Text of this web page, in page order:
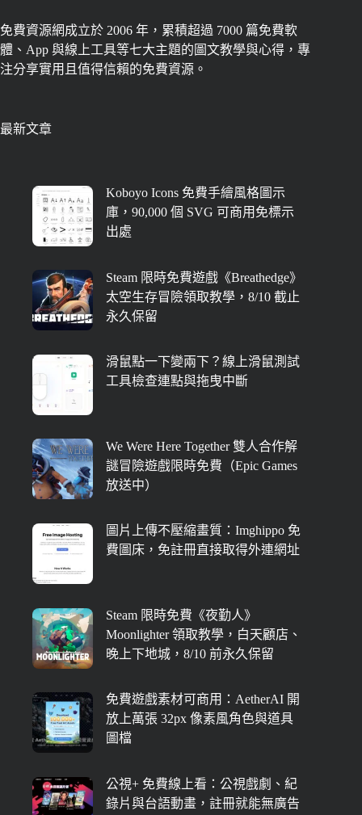
免費資源網成立於 2006 年，累積超過 7000 篇免費軟
體、App 與線上工具等七大主題的圖文教學與心得，專
注分享實用且值得信賴的免費資源。
最新文章
Koboyo Icons 免費手繪風格圖示
庫，90,000 個 SVG 可商用免標示
出處
Steam 限時免費遊戲《Breathedge》
太空生存冒險領取教學，8/10 截止
永久保留
滑鼠點一下變兩下？線上滑鼠測試
工具檢查連點與拖曳中斷
We Were Here Together 雙人合作解
謎冒險遊戲限時免費（Epic Games
放送中）
圖片上傳不壓縮畫質：Imghippo 免
費圖床，免註冊直接取得外連網址
Steam 限時免費《夜勤人》
Moonlighter 領取教學，白天顧店、
晚上下地城，8/10 前永久保留
免費遊戲素材可商用：AetherAI 開
放上萬張 32px 像素風角色與道具
圖檔
公視+ 免費線上看：公視戲劇、紀
錄片與台語動畫，註冊就能無廣告